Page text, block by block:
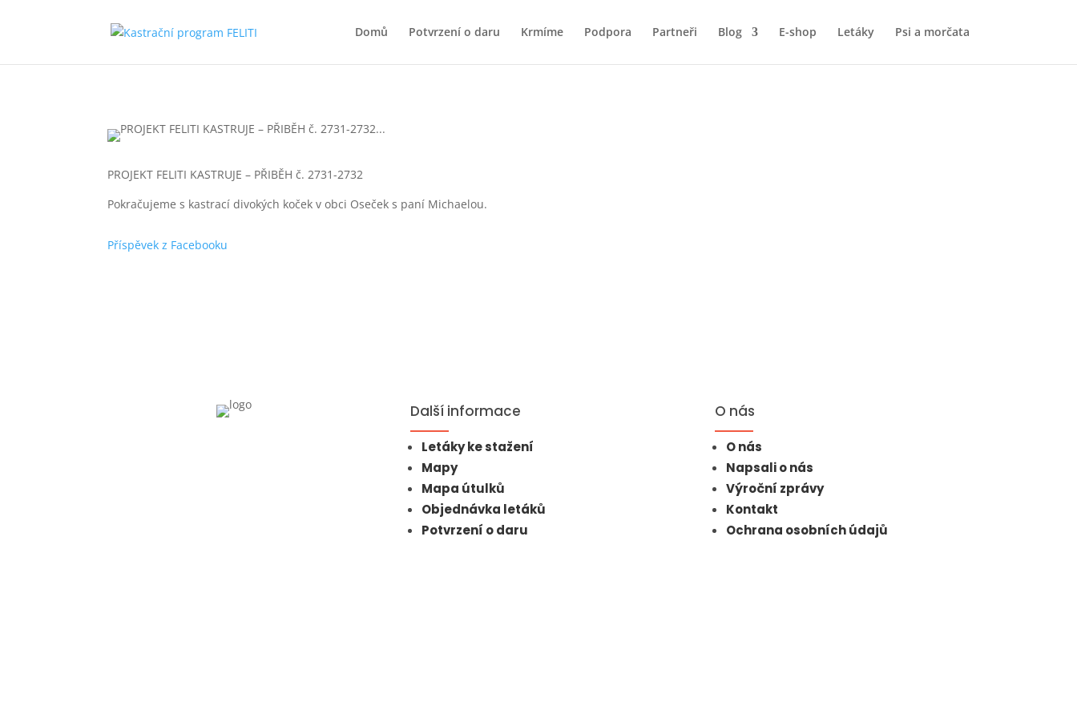
Domů Potvrzení o daru Krmíme Podpora Partneři Blog E-shop Letáky Psi a morčata
PROJEKT FELITI KASTRUJE – PŘIBĚH č. 2731-2732
Pokračujeme s kastrací divokých koček v obci Oseček s paní Michaelou.
Příspěvek z Facebooku
Další informace
Letáky ke stažení
Mapy
Mapa útulků
Objednávka letáků
Potvrzení o daru
O nás
O nás
Napsali o nás
Výroční zprávy
Kontakt
Ochrana osobních údajů